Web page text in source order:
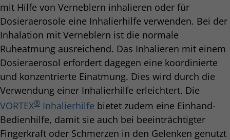
mit Hilfe von Verneblern inhalieren oder für
Dosieraerosole eine Inhalierhilfe verwenden. Bei der
Inhalation mit Verneblern ist die normale
Ruheatmung ausreichend. Das Inhalieren mit einem
Dosieraerosol erfordert dagegen eine koordinierte
und konzentrierte Einatmung. Dies wird durch die
Verwendung einer Inhalierhilfe erleichtert. Die
VORTEX® Inhalierhilfe bietet zudem eine Einhand-
Bedienhilfe, damit sie auch bei beeinträchtigter
Fingerkraft oder Schmerzen in den Gelenken genutzt